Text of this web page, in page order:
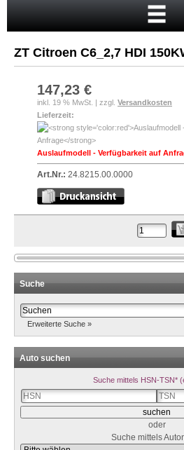
Neukunde?
Kasse
Anmelden
ZT Citroen C6_2,7 HDI
147,23 €
inkl. 19 % MwSt. | zzgl. Versandkosten
Lieferzeit:
Auslaufmodell - Verfügbarkeit auf
Art.Nr.: 24.8215.00.0000
Suche
Erweiterte Suche »
Auto suchen
Suche mittels HSN-TSN*
oder
Suche mittels